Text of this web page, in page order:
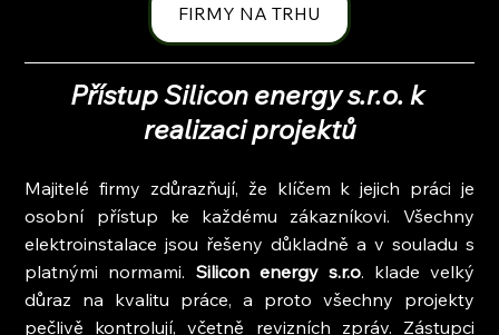
FIRMY NA TRHU
Přístup Silicon energy s.r.o. k
realizaci projektů
Majitelé firmy zdůrazňují, že klíčem k jejich práci je
osobní přístup ke každému zákazníkovi. Všechny
elektroinstalace jsou řešeny důkladně a v souladu s
platnými normami. Silicon energy s.r.o. klade velký
důraz na kvalitu práce, a proto všechny projekty
pečlivě kontrolují, včetně revizních zpráv. Zástupci